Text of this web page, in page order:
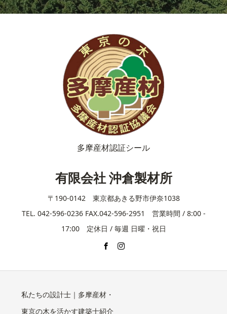
多摩産材認証シール
有限会社 沖倉製材所
〒190-0142 東京都あきる野市伊奈1038
TEL. 042-596-0236 FAX.042-596-2951 営業時間 / 8:00 -
17:00 定休日 / 毎週 日曜・祝日
私たちの設計士｜多摩産材・
東京の木を活かす建築士紹介